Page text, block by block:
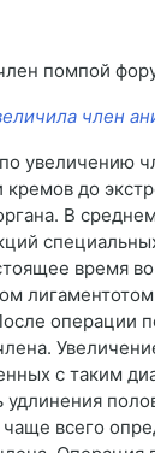
помпой
член
увеличению
кремов до
В
время
операции
с таким
удлинения
чаще всего